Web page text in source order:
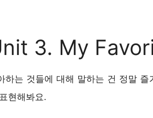
3. My
하는 것들에 대해 말하는 건 정말
현해봐요.